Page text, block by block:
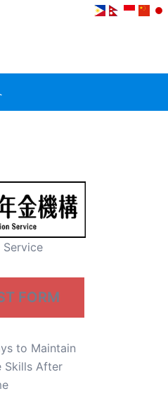
Service
FORM
to Maintain
Skills After